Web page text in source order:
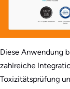
Diese Anwendung
zahlreiche
Toxizitätsprüfung